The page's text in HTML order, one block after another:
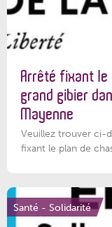
Arrêté fixant le
grand gibier
Mayenne
Veuillez trouver ci-
fixant le plan de
Santé - Solidarité